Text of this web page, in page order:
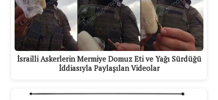
İsrailli Askerlerin Mermiye Domuz Eti ve Yağı Sürdüğü
İddiasıyla Paylaşılan Videolar